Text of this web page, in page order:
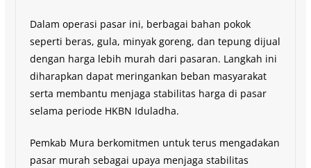
Dalam operasi pasar ini, berbagai bahan pokok
seperti beras, gula, minyak goreng, dan tepung dijual
dengan harga lebih murah dari pasaran. Langkah ini
diharapkan dapat meringankan beban masyarakat
serta membantu menjaga stabilitas harga di pasar
selama periode HKBN Iduladha.
Pemkab Mura berkomitmen untuk terus mengadakan
pasar murah sebagai upaya menjaga stabilitas